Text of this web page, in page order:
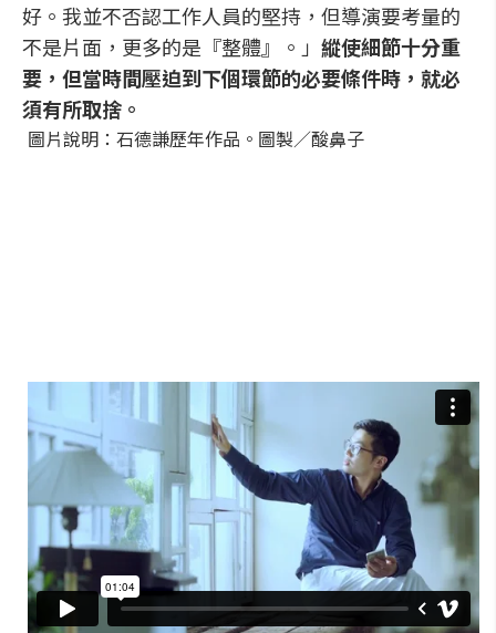
好。我並不否認工作人員的堅持，但導演要考量的
不是片面，更多的是『整體』。」 縱使細節十分重
要，但當時間壓迫到下個環節的必要條件時，就必
須有所取捨。
圖片說明：石德謙歷年作品。圖製／酸鼻子